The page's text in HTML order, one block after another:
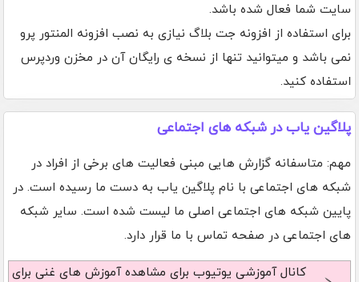
سایت شما فعال شده باشد.
برای استفاده از افزونه جت بلاگ نیازی به نصب افزونه المنتور پرو
نمی باشد و میتوانید تنها از نسخه ی رایگان آن در مخزن وردپرس
استفاده کنید.
پلاگین یاب در شبکه های اجتماعی
مهم: متاسفانه گزارش هایی مبنی فعالیت های برخی از افراد در
شبکه های اجتماعی با نام پلاگین یاب به دست ما رسیده است. در
پایین شبکه های اجتماعی اصلی ما لیست شده است. سایر شبکه
های اجتماعی در صفحه تماس با ما قرار دارد.
کانال آموزشی یوتیوب برای مشاهده آموزش های غنی برای